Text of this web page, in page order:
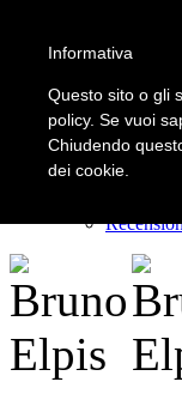
LOGIN | REGISTER
Home
Il
Informativa
Questo sito o gli
policy. Se vuoi
Chiudendo
dei cookie.